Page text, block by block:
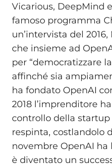
Vicarious, DeepMind
famoso programma
un’intervista del
che insieme ad
per “democratizzare
affinché sia
ha fondato OpenAI
2018 l’imprenditore
controllo della startup
respinta, costlandolo
novembre OpenAI ha
è diventato un